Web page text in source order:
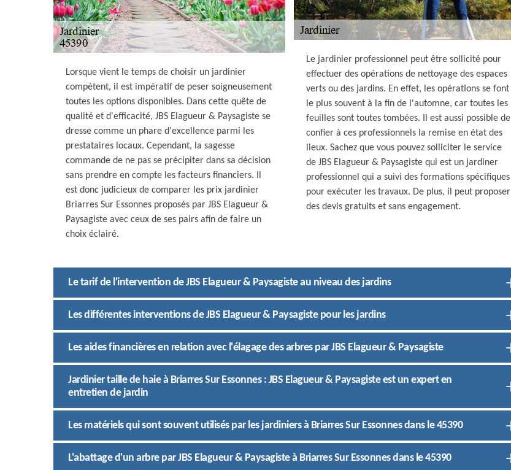
Lorsque vient le temps de choisir un jardinier
compétent, il est impératif de peser soigneusement
toutes les options disponibles. Dans cette quête de
qualité et d'efficacité, JBS Elagueur & Paysagiste se
dresse comme un phare d'excellence parmi les
prestataires locaux. Cependant, la sagesse
commande de ne pas se précipiter dans sa décision
sans prendre en compte les facteurs financiers. Il
est donc judicieux de comparer les prix jardinier
Briarres Sur Essonnes proposés par JBS Elagueur &
Paysagiste avec ceux de ses pairs afin de faire un
choix éclairé.
Le jardinier professionnel peut être sollicité pour
effectuer des opérations de nettoyage des espaces
verts ou des jardins. En effet, les opérations se font
le plus souvent à la fin de l'automne, car toutes les
feuilles sont toutes tombées. Il est aussi possible de
confier à ces professionnels la remise en état des
lieux. Sachez que vous pouvez solliciter le service
de JBS Elagueur & Paysagiste qui est un jardiner
professionnel qui a suivi des formations spécifiques
pour exécuter les travaux. De plus, il peut proposer
des devis gratuits et sans engagement.
Le tarif de l'intervention de JBS Elagueur & Paysagiste au niveau des jardins
Les différentes interventions de JBS Elagueur & Paysagiste pour les jardins
Les aides financières en relation avec l'élagage des arbres par JBS Elagueur & Paysagiste
Jardinier taille de haie à Briarres Sur Essonnes : JBS Elagueur & Paysagiste est un expert en
entretien de jardin
Les matériels qui sont souvent utilisés par les jardiniers à Briarres Sur Essonnes dans le 45390
L'abattage d'un arbre par JBS Elagueur & Paysagiste à Briarres Sur Essonnes dans le 45390